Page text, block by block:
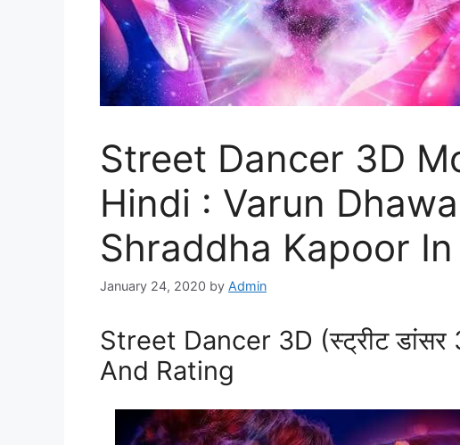
Street Dancer 3D
Hindi : Varun
Shraddha Kapoor
January 24, 2020 by Admin
Street Dancer 3D (स्ट्रीट
And Rating